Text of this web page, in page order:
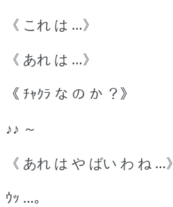
《 これ は …》
《 あれ は …》
《 ﾁｬｸﾗ な の か ？》
♪♪ ～
《 あれ は や ばい わ ね …》
ｳｯ …｡